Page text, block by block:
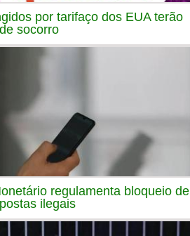
por tarifaço dos EUA terão
socorro
regulamenta bloqueio de
ilegais